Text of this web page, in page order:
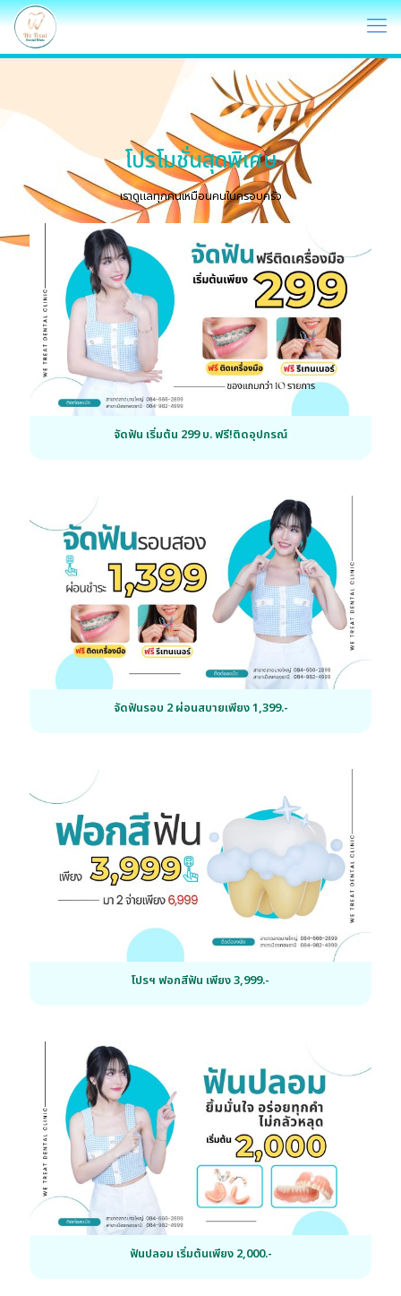
โปรโมชั่นสุดพิเศษ
เราดูแลทุกคนเหมือนคนในครอบครัว
จัดฟัน เริ่มต้น 299 บ. ฟรี!ติดอุปกรณ์
จัดฟันรอบ 2 ผ่อนสบายเพียง 1,399.-
โปรฯ ฟอกสีฟัน เพียง 3,999.-
ฟันปลอม เริ่มต้นเพียง 2,000.-